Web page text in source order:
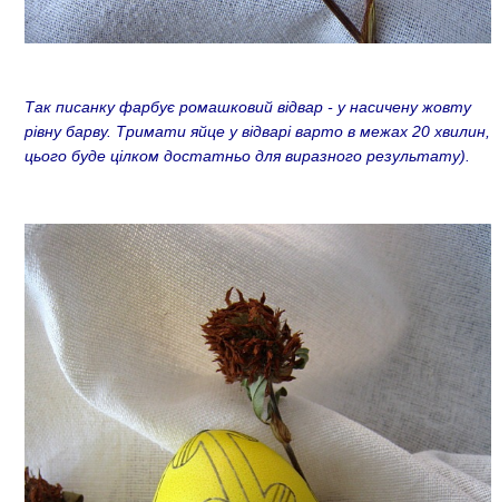
Так писанку фарбує ромашковий відвар - у насичену жовту
рівну барву. Тримати яйце у відварі варто в межах 20 хвилин,
цього буде цілком достатньо для виразного результату).